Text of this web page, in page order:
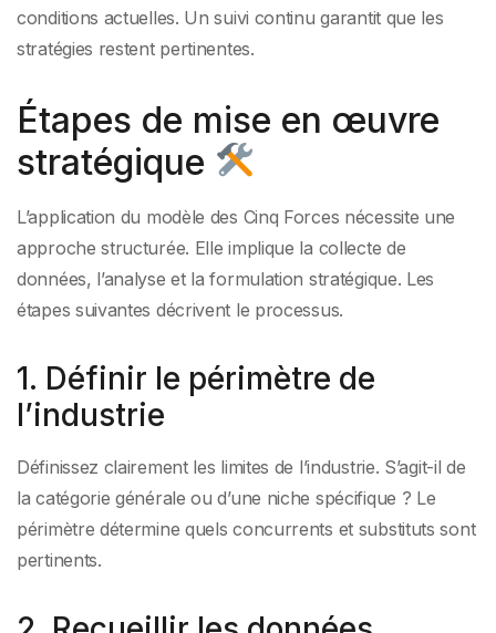
conditions actuelles. Un suivi continu garantit que les
stratégies restent pertinentes.
Étapes de mise en œuvre
stratégique
L’application du modèle des Cinq Forces nécessite une
approche structurée. Elle implique la collecte de
données, l’analyse et la formulation stratégique. Les
étapes suivantes décrivent le processus.
1. Définir le périmètre de
l’industrie
Définissez clairement les limites de l’industrie. S’agit-il de
la catégorie générale ou d’une niche spécifique ? Le
périmètre détermine quels concurrents et substituts sont
pertinents.